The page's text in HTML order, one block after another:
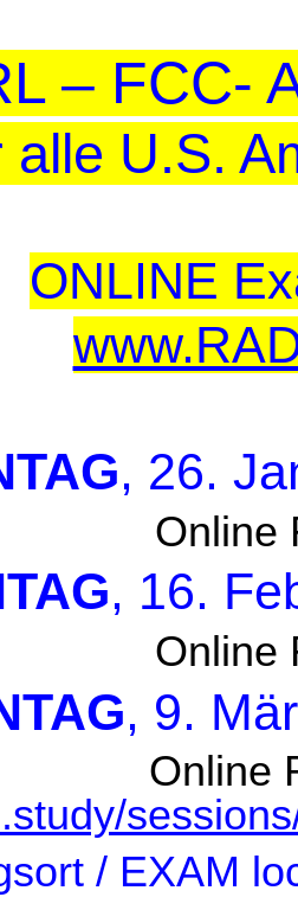
– FCC-
alle U.S.
ONLINE
, 26.
Online
, 16.
Online
, 9.
Online
/ EXAM